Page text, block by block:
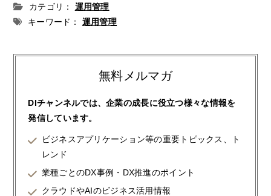
カテゴリ：
運用管理
キーワード：
運用管理
無料メルマガ
DIチャンネルでは、企業の成長に役立つ様々な情報を
発信しています。
ビジネスアプリケーション等の重要トピックス、ト
レンド
業種ごとのDX事例・DX推進のポイント
クラウドやAIのビジネス活用情報